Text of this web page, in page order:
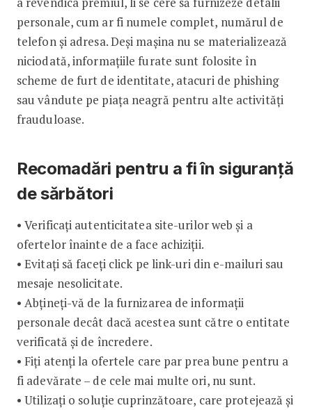
personale, cum ar fi numele complet, numărul de
telefon și adresa. Deși mașina nu se materializează
niciodată, informațiile furate sunt folosite în
scheme de furt de identitate, atacuri de phishing
sau vândute pe piața neagră pentru alte activități
frauduloase.
Recomadări pentru a fi în siguranță
de sărbători
• Verificați autenticitatea site-urilor web și a
ofertelor înainte de a face achiziții.
• Evitați să faceți click pe link-uri din e-mailuri sau
mesaje nesolicitate.
• Abțineți-vă de la furnizarea de informații
personale decât dacă acestea sunt către o entitate
verificată și de încredere.
• Fiți atenți la ofertele care par prea bune pentru a
fi adevărate – de cele mai multe ori, nu sunt.
• Utilizați o soluție cuprinzătoare, care protejează și